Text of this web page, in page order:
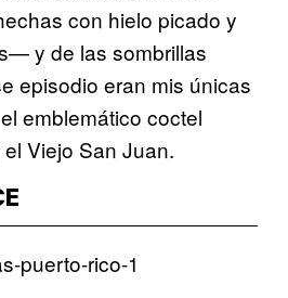
con hielo picado y
y de las sombrillas
episodio eran mis únicas
emblemático coctel
Viejo San Juan.